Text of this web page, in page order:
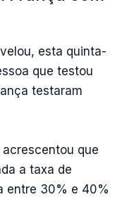
esta quinta-
que testou
testaram
que
a taxa de
entre 30% e 40%